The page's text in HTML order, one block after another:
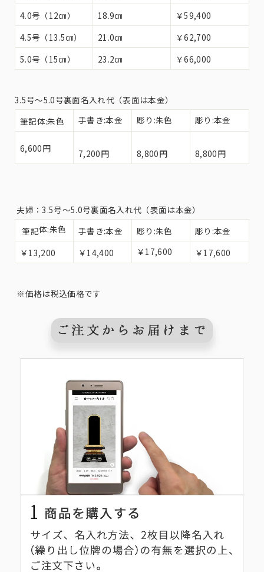
4.0号（12㎝）
18.9㎝
￥59,400
4.5号（13.5㎝）
21.0㎝
￥62,700
5.0号（15㎝）
23.2㎝ ￥66,000
3.5号〜5.0号裏面名入れ代（表面は本金）
筆記体:朱色
手書き:本金 彫り:朱色 彫り:本金
6,600円 7,200円 8,800円 8,800円
夫婦：3.5号〜5.0号裏面名入れ代（表面は本金）
筆記体:朱色 手書き:本金 彫り:朱色
彫り:本金
￥13,200
￥14,400 ￥17,600 ￥17,600
※価格は税込価格です